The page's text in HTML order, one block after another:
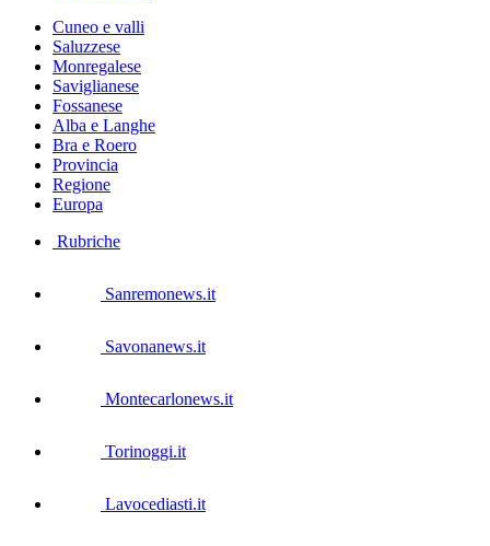
Cuneo e valli
Saluzzese
Monregalese
Saviglianese
Fossanese
Alba e Langhe
Bra e Roero
Provincia
Regione
Europa
Rubriche
Sanremonews.it
Savonanews.it
Montecarlonews.it
Torinoggi.it
Lavocediasti.it